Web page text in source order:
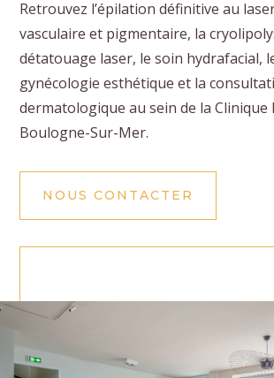
Retrouvez l’épilation définitive au
vasculaire et pigmentaire, la
détatouage laser, le soin hydrafacial,
gynécologie esthétique et la
dermatologique au sein de la Clinique
Boulogne-Sur-Mer.
NOUS CONTACTER